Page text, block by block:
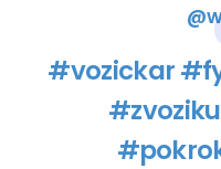
#vozickar